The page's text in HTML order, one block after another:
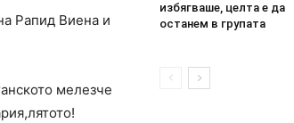
Рапид Виена и
мелезче
избягваше, целта е да
останем в групата